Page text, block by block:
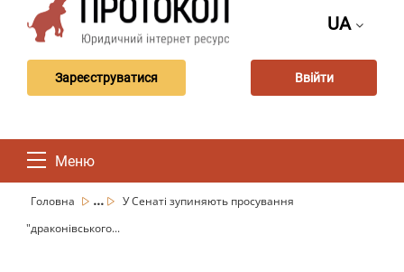
UA
Зареєструватися Ввійти
Меню
Головна ...
У Сенаті зупиняють просування
"драконівського...